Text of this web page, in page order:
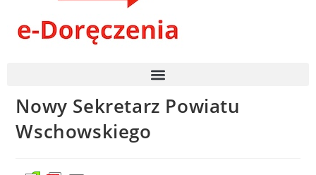
Nowy Sekretarz Powiatu
Wschowskiego